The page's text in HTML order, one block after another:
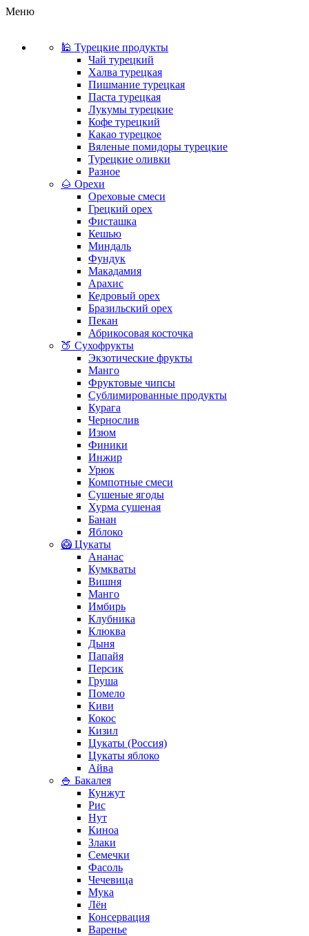
Меню
🕌 Турецкие продукты
Чай турецкий
Халва турецкая
Пишмание турецкая
Паста турецкая
Лукумы турецкие
Кофе турецкий
Какао турецкое
Вяленые помидоры турецкие
Турецкие оливки
Разное
🌰 Орехи
Ореховые смеси
Грецкий орех
Фисташка
Кешью
Миндаль
Фундук
Макадамия
Арахис
Кедровый орех
Бразильский орех
Пекан
Абрикосовая косточка
🍑 Сухофрукты
Экзотические фрукты
Манго
Фруктовые чипсы
Сублимированные продукты
Курага
Чернослив
Изюм
Финики
Инжир
Урюк
Компотные смеси
Сушеные ягоды
Хурма сушеная
Банан
Яблоко
🥝 Цукаты
Ананас
Кумкваты
Вишня
Манго
Имбирь
Клубника
Клюква
Дыня
Папайя
Персик
Груша
Помело
Киви
Кокос
Кизил
Цукаты (Россия)
Цукаты яблоко
Айва
🍚 Бакалея
Кунжут
Рис
Нут
Киноа
Злаки
Семечки
Фасоль
Чечевица
Мука
Лён
Консервация
Варенье